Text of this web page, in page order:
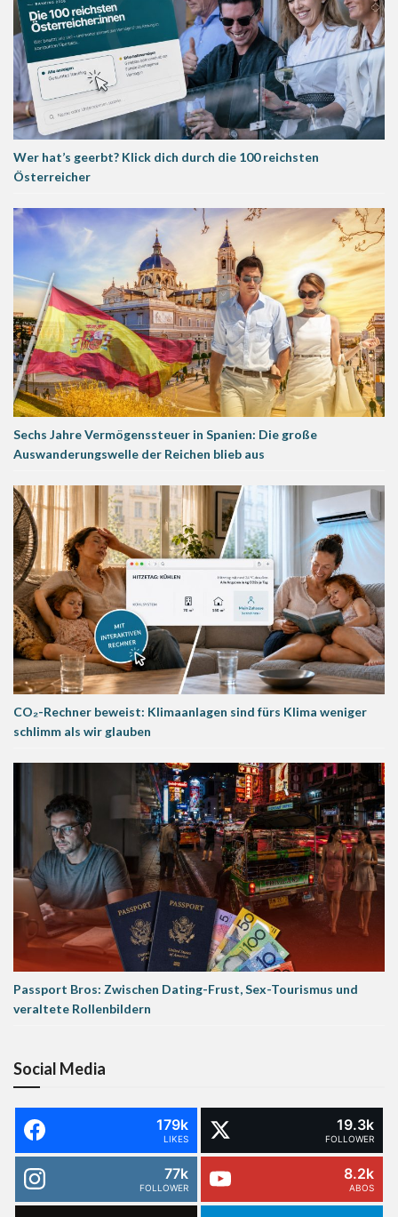
Wer hat’s geerbt? Klick dich durch die 100 reichsten
Österreicher
Sechs Jahre Vermögenssteuer in Spanien: Die große
Auswanderungswelle der Reichen blieb aus
CO₂-Rechner beweist: Klimaanlagen sind fürs Klima weniger
schlimm als wir glauben
Passport Bros: Zwischen Dating-Frust, Sex-Tourismus und
veraltete Rollenbildern
Social Media
179k
LIKES
19.3k
FOLLOWER
77k
FOLLOWER
8.2k
ABOS